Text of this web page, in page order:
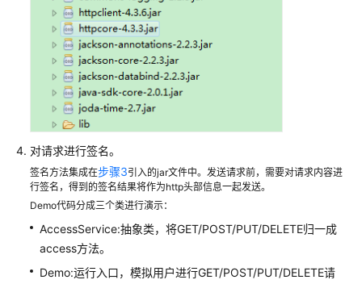
求
认
证
鉴
权
回
结
果
API
对请求进行签名。
签名方法集成在步骤3引入的jar文件中。发送请求前，需要对请求内容进
行签名，得到的签名结果将作为http头部信息一起发送。
Demo代码分成三个类进行演示：
AccessService:抽象类，将GET/POST/PUT/DELETE归一成
access方法。
Demo:运行入口，模拟用户进行GET/POST/PUT/DELETE请